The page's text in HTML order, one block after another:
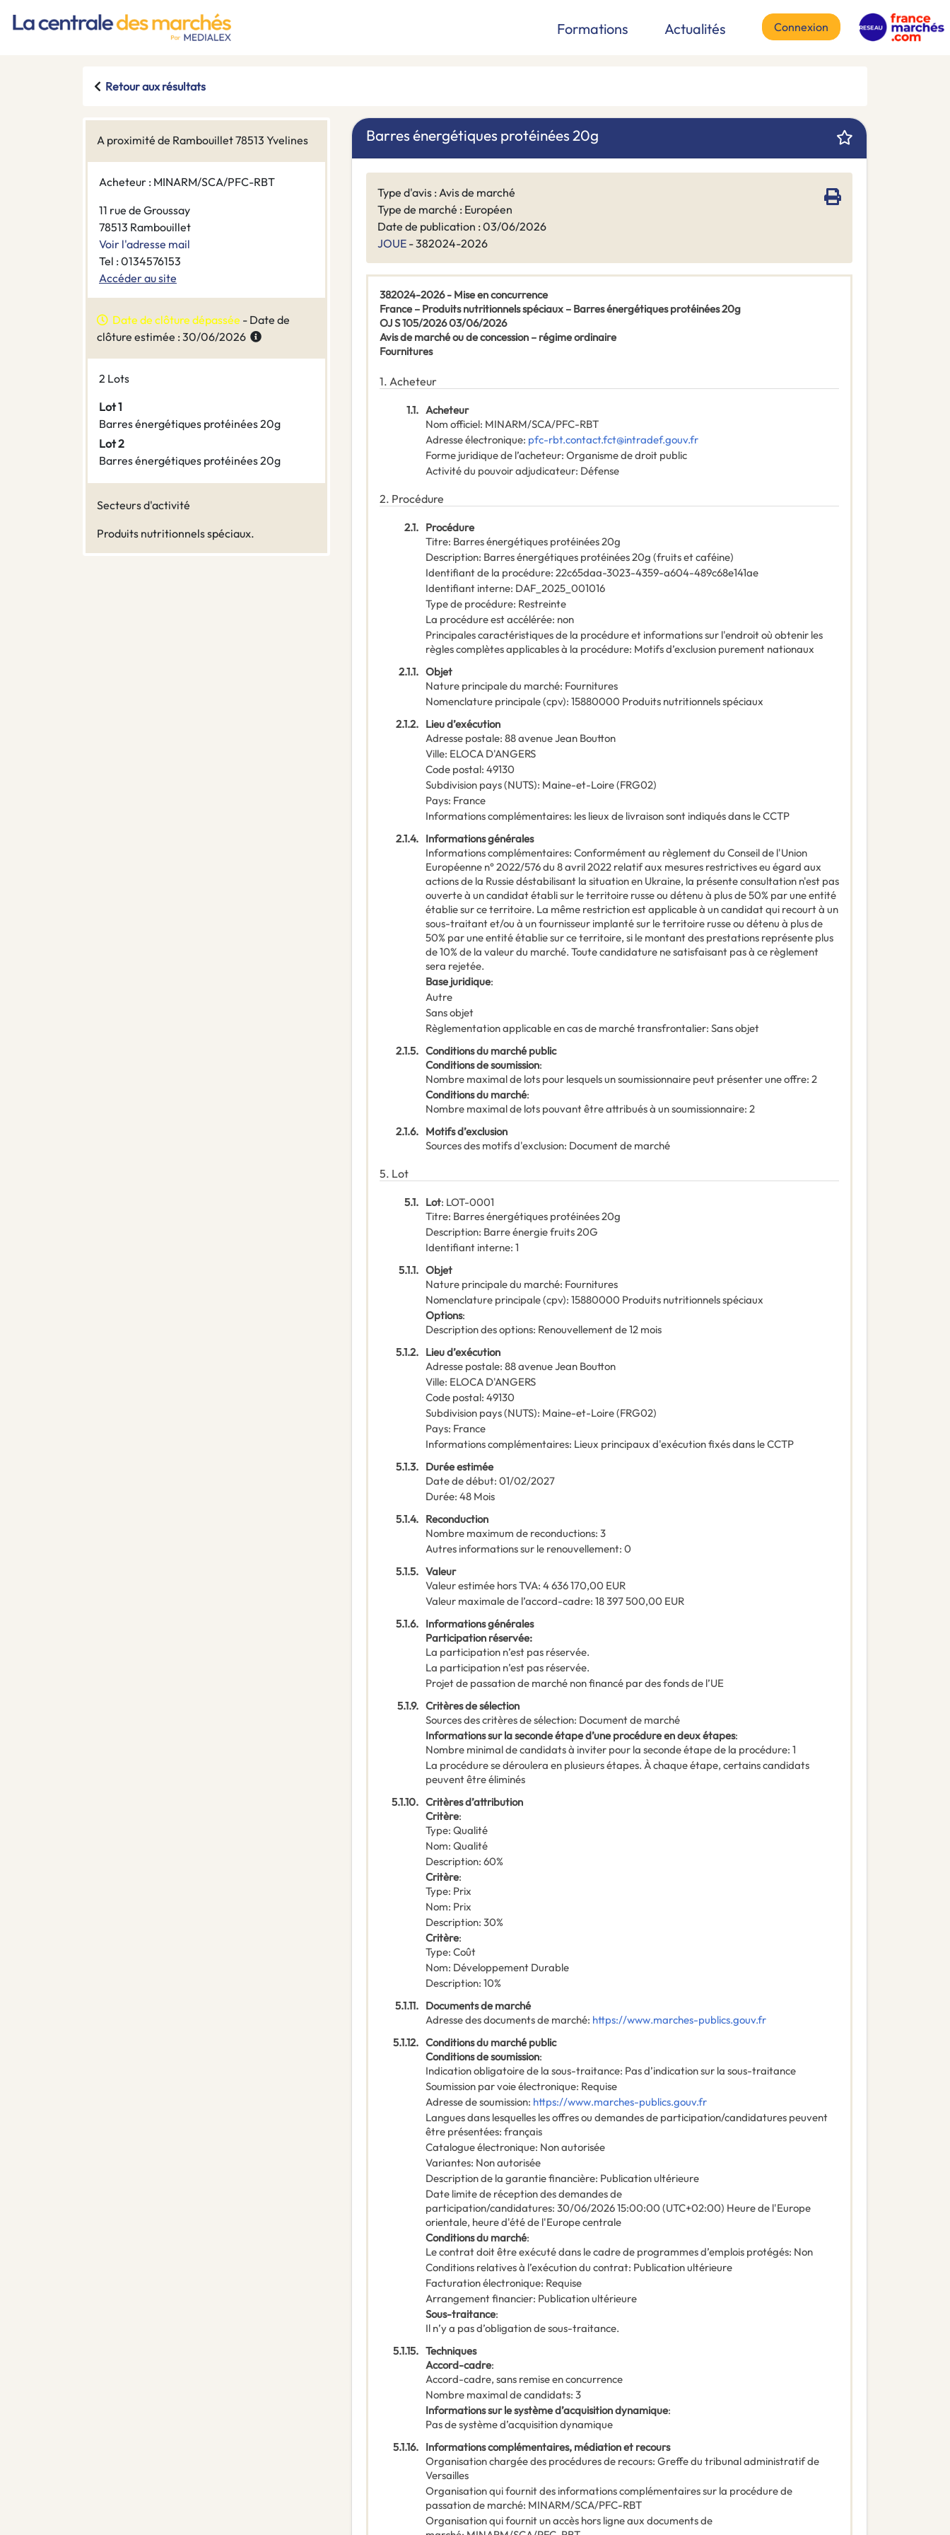
Formations Actualités Connexion
Retour aux résultats
A proximité de Rambouillet 78513 Yvelines
Acheteur : MINARM/SCA/PFC-RBT
11 rue de Groussay
78513 Rambouillet
Voir l'adresse mail
Tel : 0134576153
Accéder au site
Date de clôture dépassée - Date de
clôture estimée : 30/06/2026
2 Lots
Lot 1
Barres énergétiques protéinées 20g
Lot 2
Barres énergétiques protéinées 20g
Secteurs d'activité
Produits nutritionnels spéciaux.
Barres énergétiques protéinées 20g
Type d'avis : Avis de marché
Type de marché : Européen
Date de publication : 03/06/2026
JOUE - 382024-2026
382024-2026 - Mise en concurrence
France – Produits nutritionnels spéciaux – Barres énergétiques protéinées 20g
OJ S 105/2026 03/06/2026
Avis de marché ou de concession – régime ordinaire
Fournitures
1. Acheteur
1.1. Acheteur
Nom officiel: MINARM/SCA/PFC-RBT
Adresse électronique: pfc-rbt.contact.fct@intradef.gouv.fr
Forme juridique de l’acheteur: Organisme de droit public
Activité du pouvoir adjudicateur: Défense
2. Procédure
2.1. Procédure
Titre: Barres énergétiques protéinées 20g
Description: Barres énergétiques protéinées 20g (fruits et caféine)
Identifiant de la procédure: 22c65daa-3023-4359-a604-489c68e141ae
Identifiant interne: DAF_2025_001016
Type de procédure: Restreinte
La procédure est accélérée: non
Principales caractéristiques de la procédure et informations sur l'endroit où obtenir les
règles complètes applicables à la procédure: Motifs d’exclusion purement nationaux
2.1.1. Objet
Nature principale du marché: Fournitures
Nomenclature principale(cpv): 15880000 Produits nutritionnels spéciaux
2.1.2. Lieu d’exécution
Adresse postale: 88 avenue Jean Boutton
Ville: ELOCA D'ANGERS
Code postal: 49130
Subdivision pays (NUTS): Maine-et-Loire(FRG02)
Pays: France
Informations complémentaires: les lieux de livraison sont indiqués dans le CCTP
2.1.4. Informations générales
Informations complémentaires: Conformément au règlement du Conseil de l'Union
Européenne n° 2022/576 du 8 avril 2022 relatif aux mesures restrictives eu égard aux
actions de la Russie déstabilisant la situation en Ukraine, la présente consultation n'est pas
ouverte à un candidat établi sur le territoire russe ou détenu à plus de 50% par une entité
établie sur ce territoire. La même restriction est applicable à un candidat qui recourt à un
sous-traitant et/ou à un fournisseur implanté sur le territoire russe ou détenu à plus de
50% par une entité établie sur ce territoire, si le montant des prestations représente plus
de 10% de la valeur du marché. Toute candidature ne satisfaisant pas à ce règlement
sera rejetée.
Base juridique:
Autre
Sans objet
Règlementation applicable en cas de marché transfrontalier: Sans objet
2.1.5. Conditions du marché public
Conditions de soumission:
Nombre maximal de lots pour lesquels un soumissionnaire peut présenter une offre: 2
Conditions du marché:
Nombre maximal de lots pouvant être attribués à un soumissionnaire: 2
2.1.6. Motifs d’exclusion
Sources des motifs d'exclusion: Document de marché
5. Lot
5.1. Lot: LOT-0001
Titre: Barres énergétiques protéinées 20g
Description: Barre énergie fruits 20G
Identifiant interne: 1
5.1.1. Objet
Nature principale du marché: Fournitures
Nomenclature principale(cpv): 15880000 Produits nutritionnels spéciaux
Options:
Description des options: Renouvellement de 12 mois
5.1.2. Lieu d’exécution
Adresse postale: 88 avenue Jean Boutton
Ville: ELOCA D'ANGERS
Code postal: 49130
Subdivision pays (NUTS): Maine-et-Loire(FRG02)
Pays: France
Informations complémentaires: Lieux principaux d'exécution fixés dans le CCTP
5.1.3. Durée estimée
Date de début: 01/02/2027
Durée: 48 Mois
5.1.4. Reconduction
Nombre maximum de reconductions: 3
Autres informations sur le renouvellement: 0
5.1.5. Valeur
Valeur estimée hors TVA: 4 636 170,00 EUR
Valeur maximale de l’accord-cadre: 18 397 500,00 EUR
5.1.6. Informations générales
Participation réservée:
La participation n’est pas réservée.
La participation n’est pas réservée.
Projet de passation de marché non financé par des fonds de l’UE
5.1.9. Critères de sélection
Sources des critères de sélection: Document de marché
Informations sur la seconde étape d’une procédure en deux étapes:
Nombre minimal de candidats à inviter pour la seconde étape de la procédure: 1
La procédure se déroulera en plusieurs étapes. À chaque étape, certains candidats
peuvent être éliminés
5.1.10. Critères d’attribution
Critère:
Type: Qualité
Nom: Qualité
Description: 60%
Critère:
Type: Prix
Nom: Prix
Description: 30%
Critère:
Type: Coût
Nom: Développement Durable
Description: 10%
5.1.11. Documents de marché
Adresse des documents de marché: https://www.marches-publics.gouv.fr
5.1.12. Conditions du marché public
Conditions de soumission:
Indication obligatoire de la sous-traitance: Pas d’indication sur la sous-traitance
Soumission par voie électronique: Requise
Adresse de soumission: https://www.marches-publics.gouv.fr
Langues dans lesquelles les offres ou demandes de participation/candidatures peuvent
être présentées: français
Catalogue électronique: Non autorisée
Variantes: Non autorisée
Description de la garantie financière: Publication ultérieure
Date limite de réception des demandes de
participation/candidatures: 30/06/202615:00:00 (UTC+02:00) Heure de l'Europe
orientale, heure d'été de l'Europe centrale
Conditions du marché:
Le contrat doit être exécuté dans le cadre de programmes d’emplois protégés: Non
Conditions relatives à l’exécution du contrat: Publication ultérieure
Facturation électronique: Requise
Arrangement financier: Publication ultérieure
Sous-traitance:
Il n’y a pas d’obligation de sous-traitance.
5.1.15. Techniques
Accord-cadre:
Accord-cadre, sans remise en concurrence
Nombre maximal de candidats: 3
Informations sur le système d’acquisition dynamique:
Pas de système d’acquisition dynamique
5.1.16. Informations complémentaires, médiation et recours
Organisation chargée des procédures de recours: Greffe du tribunal administratif de
Versailles
Organisation qui fournit des informations complémentaires sur la procédure de
passation de marché: MINARM/SCA/PFC-RBT
Organisation qui fournit un accès hors ligne aux documents de